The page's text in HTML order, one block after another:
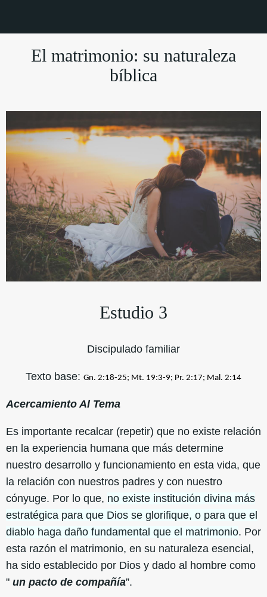
El matrimonio: su naturaleza
bíblica
Estudio 3
Discipulado familiar
Texto base: Gn. 2:18-25; Mt. 19:3-9; Pr. 2:17; Mal. 2:14
Acercamiento Al Tema
Es importante recalcar (repetir) que no existe relación
en la experiencia humana que más determine
nuestro desarrollo y funcionamiento en esta vida, que
la relación con nuestros padres y con nuestro
cónyuge. Por lo que, no existe institución divina más
estratégica para que Dios se glorifique, o para que el
diablo haga daño fundamental que el matrimonio. Por
esta razón el matrimonio, en su naturaleza esencial,
ha sido establecido por Dios y dado al hombre como
" un pacto de compañía”.